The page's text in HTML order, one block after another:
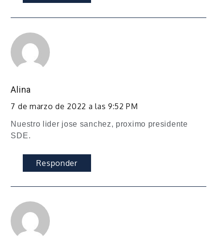
Alina
7 de marzo de 2022 a las 9:52 PM
Nuestro lider jose sanchez, proximo presidente
SDE.
Responder